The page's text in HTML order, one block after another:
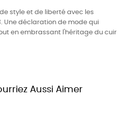
style et de liberté avec les
Une déclaration de mode qui
en embrassant l'héritage du cuir
Aussi Aimer